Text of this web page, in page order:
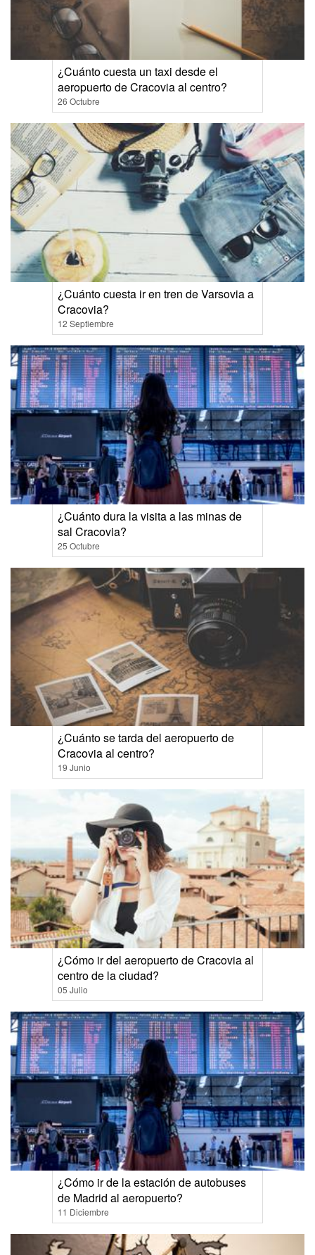
¿Cuánto cuesta un taxi desde el
aeropuerto de Cracovia al centro?
26 Octubre
¿Cuánto cuesta ir en tren de Varsovia a
Cracovia?
12 Septiembre
¿Cuánto dura la visita a las minas de
sal Cracovia?
25 Octubre
¿Cuánto se tarda del aeropuerto de
Cracovia al centro?
19 Junio
¿Cómo ir del aeropuerto de Cracovia al
centro de la ciudad?
05 Julio
¿Cómo ir de la estación de autobuses
de Madrid al aeropuerto?
11 Diciembre